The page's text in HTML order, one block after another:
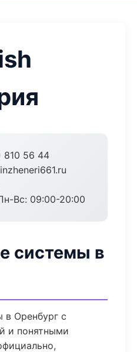
810 56 44
Вс: 09:00-20:00
системы в
в Оренбург с
и понятными